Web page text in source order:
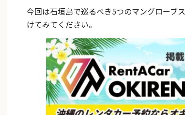
今回は石垣島で巡るべき5つのマングローブ
けてみてください。